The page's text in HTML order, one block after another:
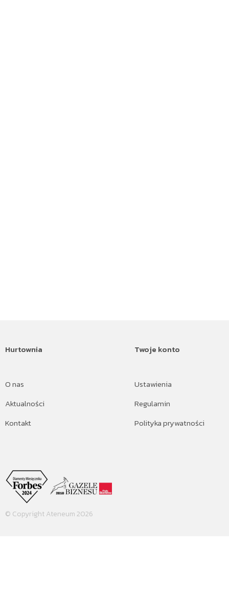
Hurtownia
O nas
Aktualności
Kontakt
Twoje konto
Ustawienia
Regulamin
Polityka prywatności
© Copyright Ateneum 2026